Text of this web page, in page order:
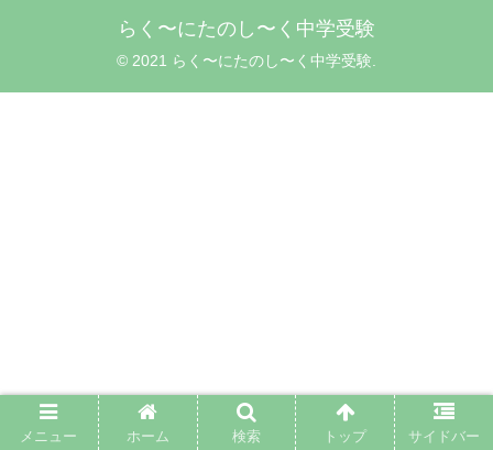
らく〜にたのし〜く中学受験
© 2021 らく〜にたのし〜く中学受験.
メニュー ホーム 検索 トップ サイドバー